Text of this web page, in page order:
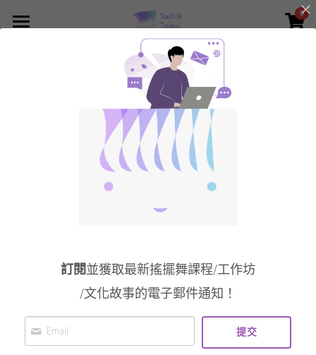
0
Event/Workshop
活動/工作坊日期預告
What we did
什麼是 Swing?
Swing Dance 簡介
Culture
Podcast
社群準則
switchtaipei@gmail.com
【週間】Drop-in 課程
坊 2.0 ft. 花弟與傑森
Class（我要認真SOLO
7~12月共12張堂卡，僅剩
四組）
×
商品分類 ×
部落格分類
訂閱並獲取最新搖擺舞課程/工作坊
/文化故事的電子郵件通知！
提交